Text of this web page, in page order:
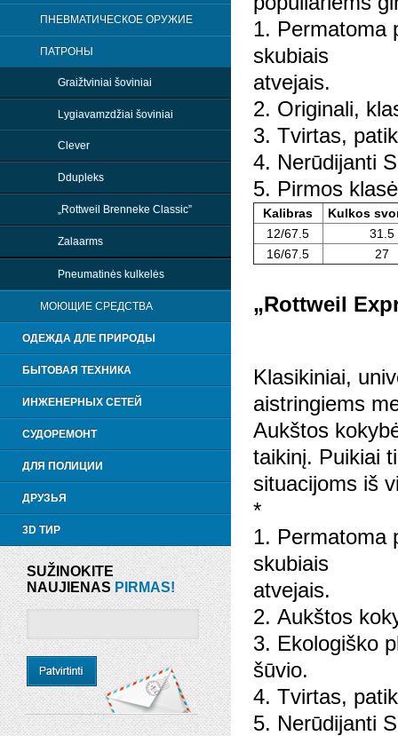
ПНЕВМАТИЧЕСКОЕ ОРУЖИЕ
ПАТРОНЫ
Graižtviniai šoviniai
Lygiavamzdžiai šoviniai
Clever
Ddupleks
„Rottweil Brenneke Classic”
Zalaarms
Pneumatinės kulkelės
МОЮЩИЕ СРЕДСТВА
ОДЕЖДА ДЛЕ ПРИРОДЫ
БЫТОВАЯ ТЕХНИКА
ИНЖЕНЕРНЫХ СЕТЕЙ
СУДОРЕМОНТ
ДЛЯ ПОЛИЦИИ
ДРУЗЬЯ
3D ТИР
SUŽINOKITE
NAUJIENAS PIRMAS!
1. Permatoma
skubiais
atvejais.
2. Originali,
3. Tvirtas,
4. Nerūdijanti
5. Pirmos
Kalibras
Kulkos
12/67.5
31.5
16/67.5
27
„Rottweil
Klasikiniai,
aistringiems
Aukštos
taikinį. Puikiai
situacijoms iš
*
1. Permatoma
skubiais
atvejais.
2. Aukštos
3. Ekologiško
šūvio.
4. Tvirtas,
5. Nerūdijanti